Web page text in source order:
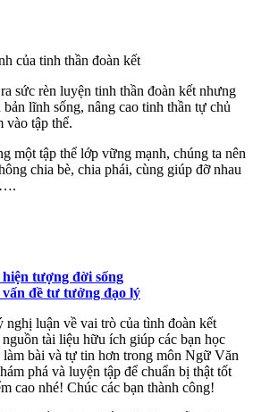
của tinh thần đoàn kết
sức rèn luyện tinh thần đoàn kết nhưng
lĩnh sống, nâng cao tinh thần tự chủ
vào tập thể.
một tập thể lớp vững mạnh, chúng ta nên
chia bè, chia phái, cùng giúp đỡ nhau
tượng đời sống
đề tư tưởng đạo lý
luận về vai trò của tình đoàn kết
tài liệu hữu ích giúp các bạn học
bài và tự tin hơn trong môn Ngữ Văn
phá và luyện tập để chuẩn bị thật tốt
cao nhé! Chúc các bạn thành công!